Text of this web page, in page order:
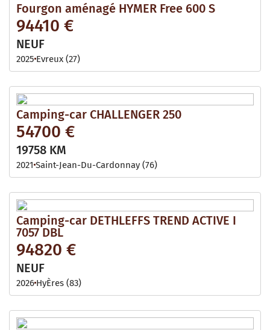
Fourgon aménagé HYMER Free 600 S
94410 €
NEUF
2025 Evreux (27)
Camping-car CHALLENGER 250
54700 €
19758 KM
2021 Saint-Jean-Du-Cardonnay (76)
Camping-car DETHLEFFS TREND ACTIVE I
7057 DBL
94820 €
NEUF
2026 HyÈres (83)